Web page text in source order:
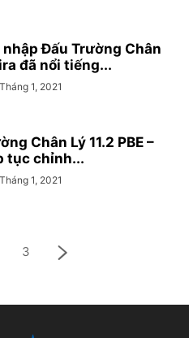
Đấu Trường Chân
đã nổi tiếng...
1, 2021
Chân Lý 11.2 PBE –
tục chỉnh...
1, 2021
3